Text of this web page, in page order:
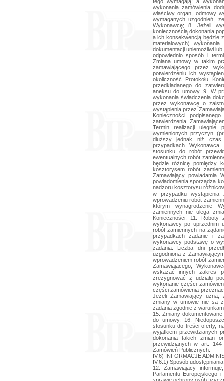
wykonania zamówienia
właściwy organ, odmowy
wymaganych uzgodnień,
Wykonawcę; 8. Jeżeli
koniecznością dokonania
a ich konsekwencją będzie
materiałowych)
dokumentacji uniemożliwi
odpowiednio sposób i
Zmiana umowy w takim
zamawiającego przez
potwierdzeniu ich
okoliczność Protokołu
przedkładanego do
aneksu do umowy. 9. W
wykonania świadczenia
przez wykonawcę o
wystąpienia przez
Konieczności
zatwierdzenia
Termin realizacji ulegnie
wymienionych przyczyn
dłuższy jednak niż
przypadkach
stosunku do robót
ewentualnych robót
będzie różnicę pomiędzy
kosztorysem robót
Zamawiający powiadamia
powiadomienia sporządza
nadzoru kosztorysu
w przypadku wystąpienia
wprowadzeniu robót
którym wynagrodzenie
zamiennych nie ulega
Konieczności. 11.
wykonawcy po uprzednim
robót zamiennych na
przypadkach żądanie i
wykonawcy podstawę o
zadania. Liczba dni
uzgodniona z
wprowadzeniem robót
Zamawiającego,
wskazać innych zakres
zrezygnować z udziału
wykonanie części
części zamówienia
Jeżeli Zamawiający uzna,
zmiany w umowie nie są
zadania zgodnie z
15. Zmiany
do umowy. 16.
stosunku do treści oferty,
wyjątkiem przewidzianych
dokonania takich zmian
przewidzianych w art.
Zamówień Publicznych.
IV.6) INFORMACJE
IV.6.1) Sposób
12. Zamawiający
Parlamentu